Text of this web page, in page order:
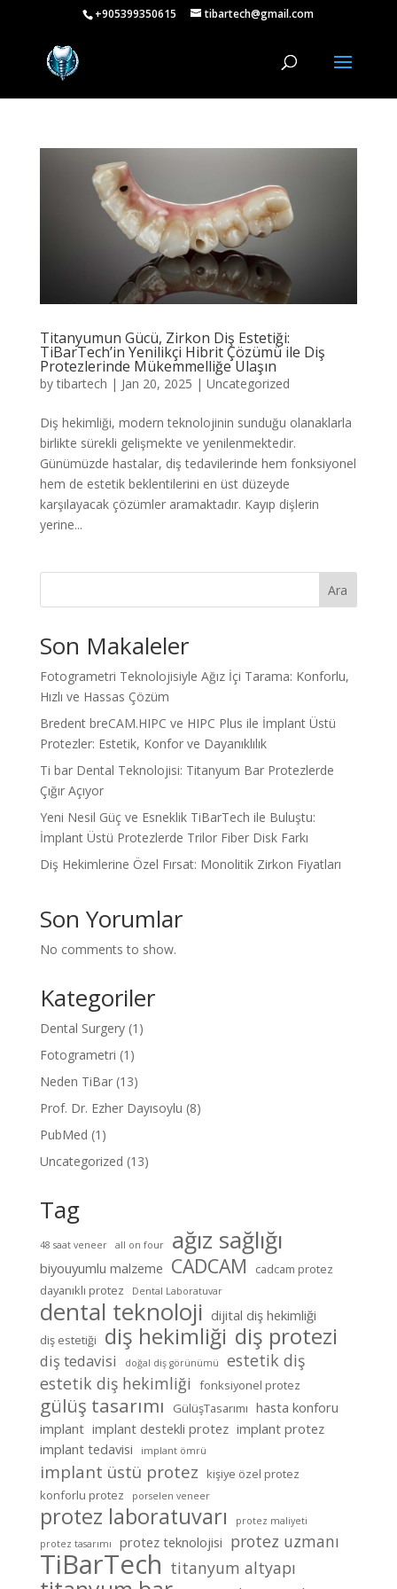
+905399350615 tibartech@gmail.com
Titanyumun Gücü, Zirkon Diş Estetiği:
TiBarTech’in Yenilikçi Hibrit Çözümü ile Diş
Protezlerinde Mükemmelliğe Ulaşın
bytibartech | Jan 20, 2025 | Uncategorized
Diş hekimliği, modern teknolojinin sunduğu olanaklarla
birlikte sürekli gelişmekte ve yenilenmektedir.
Günümüzde hastalar, diş tedavilerinde hem fonksiyonel
hem de estetik beklentilerini en üst düzeyde
karşılayacak çözümler aramaktadır. Kayıp dişlerin
yerine...
Ara
Son Makaleler
Fotogrametri Teknolojisiyle Ağız İçi Tarama: Konforlu,
Hızlı ve Hassas Çözüm
Bredent breCAM.HIPC ve HIPC Plus ile İmplant Üstü
Protezler: Estetik, Konfor ve Dayanıklılık
Ti bar Dental Teknolojisi: Titanyum Bar Protezlerde
Çığır Açıyor
Yeni Nesil Güç ve Esneklik TiBarTech ile Buluştu:
İmplant Üstü Protezlerde Trilor Fiber Disk Farkı
Diş Hekimlerine Özel Fırsat: Monolitik Zirkon Fiyatları
Son Yorumlar
No comments to show.
Kategoriler
Dental Surgery(1)
Fotogrametri (1)
Neden TiBar(13)
Prof. Dr. Ezher Dayısoylu (8)
PubMed (1)
Uncategorized (13)
Tag
48 saat veneer all on four ağız sağlığı
biyouyumlu malzeme CADCAM
cadcam protez
dayanıklı protez
Dental Laboratuvar
dental teknoloji dijital diş hekimliği
diş estetiği diş hekimliği diş protezi
diş tedavisi doğal diş görünümü
estetik diş
estetik diş hekimliği fonksiyonel protez
gülüş tasarımı GülüşTasarımı hasta konforu
implant implant destekli protez implant protez
implant tedavisi
implant ömrü
implant üstü protez
kişiye özel protez
konforlu protez
porselen veneer
protez laboratuvarı
protez maliyeti
protez tasarımı
protez teknolojisi protez uzmanı
TiBarTech titanyum altyapı